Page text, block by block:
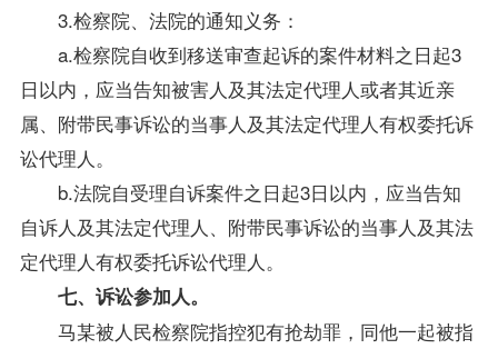
3.检察院、法院的通知义务：
a.检察院自收到移送审查起诉的案件材料之日起3
日以内，应当告知被害人及其法定代理人或者其近亲
属、附带民事诉讼的当事人及其法定代理人有权委托诉
讼代理人。
b.法院自受理自诉案件之日起3日以内，应当告知
自诉人及其法定代理人、附带民事诉讼的当事人及其法
定代理人有权委托诉讼代理人。
七、诉讼参加人。
马某被人民检察院指控犯有抢劫罪，同他一起被指